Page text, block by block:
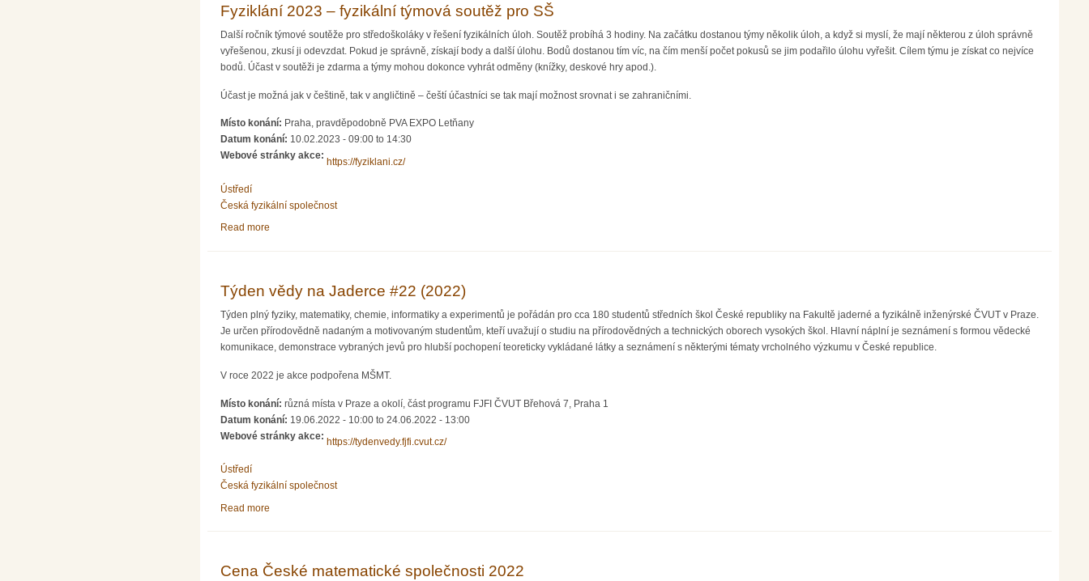
Fyziklání 2023 – fyzikální týmová soutěž pro SŠ
Další ročník týmové soutěže pro středoškoláky v řešení fyzikálních úloh. Soutěž probíhá 3 hodiny. Na začátku dostanou týmy několik úloh, a když si myslí, že mají některou z úloh správně
vyřešenou, zkusí ji odevzdat. Pokud je správně, získají body a další úlohu. Bodů dostanou tím víc, na čím menší počet pokusů se jim podařilo úlohu vyřešit. Cílem týmu je získat co nejvíce
bodů. Účast v soutěži je zdarma a týmy mohou dokonce vyhrát odměny (knížky, deskové hry apod.).
Účast je možná jak v češtině, tak v angličtině – čeští účastníci se tak mají možnost srovnat i se zahraničními.
Místo konání: Praha, pravděpodobně PVA EXPO Letňany
Datum konání: 10.02.2023 - 09:00 to 14:30
Webové stránky akce:
https://fyziklani.cz/
Ústředí
Česká fyzikální společnost
Read more
Týden vědy na Jaderce #22 (2022)
Týden plný fyziky, matematiky, chemie, informatiky a experimentů je pořádán pro cca 180 studentů středních škol České republiky na Fakultě jaderné a fyzikálně inženýrské ČVUT v Praze.
Je určen přírodovědně nadaným a motivovaným studentům, kteří uvažují o studiu na přírodovědných a technických oborech vysokých škol. Hlavní náplní je seznámení s formou vědecké
komunikace, demonstrace vybraných jevů pro hlubší pochopení teoreticky vykládané látky a seznámení s některými tématy vrcholného výzkumu v České republice.
V roce 2022 je akce podpořena MŠMT.
Místo konání: různá místa v Praze a okolí, část programu FJFI ČVUT Břehová 7, Praha 1
Datum konání: 19.06.2022 - 10:00 to 24.06.2022 - 13:00
Webové stránky akce:
https://tydenvedy.fjfi.cvut.cz/
Ústředí
Česká fyzikální společnost
Read more
Cena České matematické společnosti 2022